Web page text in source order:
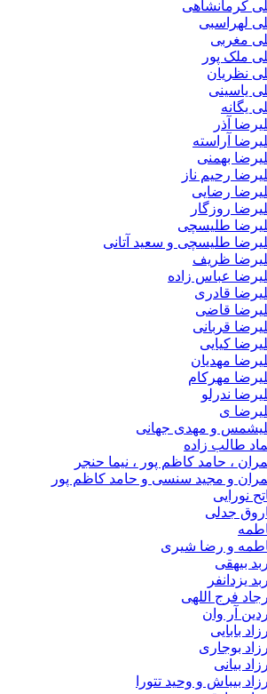
ناز
و سعید آتانی
زاده
مهدی جهانی
زاده
کاظم پور ، نیما حنجر
سنسی و حامد کاظم پور
شیری
و وحید تتورا